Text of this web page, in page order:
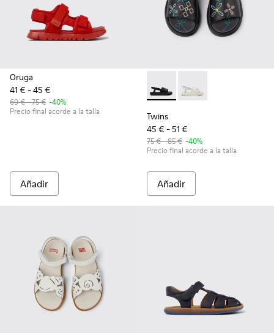
Oruga
41 € - 45 €
69 € - 75 € -40%
Precio final acorde a la talla
Añadir
Twins - K800631-003 -
Twins - K800631-
Twins
45 € - 51 €
75 € - 85 € -40%
Precio final acorde a la talla
Añadir